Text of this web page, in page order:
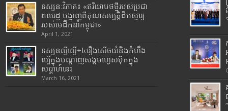
ទស្សនៈវិភាគ៖ «ឥរិយាបថថ្មីរបស់ប្រជា
ពលរដ្ឋ បង្ហាញពីគុណសម្បត្តិដ៏អស្ចារ្យ
របស់មេដឹកនាំកម្ពុជា»
April 1, 2021
ទស្សនល្ងីល្ងើ÷៤រឿងសើចយំនិងកំហឹង
ល្បីក្នុងបណ្តាញសង្គមហ្វេសប៊ុកក្នុង
សប្តាហ៍នេះ
March 16, 2021